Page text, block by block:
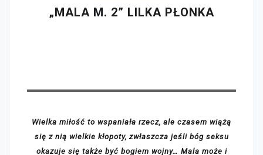
„MALA M. 2” LILKA PŁONKA
Wielka miłość to wspaniała rzecz, ale czasem wiążą
się z nią wielkie kłopoty, zwłaszcza jeśli bóg seksu
okazuje się także być bogiem wojny… Mala może i